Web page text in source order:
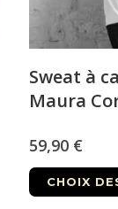
Sweat à
Maura
59,90 €
CHOIX